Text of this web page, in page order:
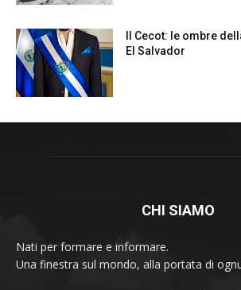
CHI SIAMO
Nati per formare e informare.
Una finestra sul mondo, alla portata di